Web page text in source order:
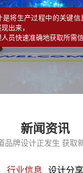
是将生产过程中的关键
出来，
员快速准确地获取所需信
新闻资讯
品牌设计正发生 获取
行业信息 设计分享